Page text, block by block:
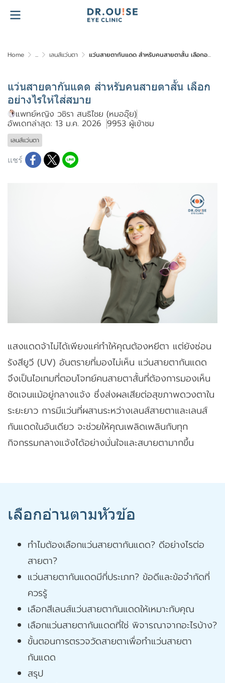
Home ... เลนส์เเว่นตา แว่นสายตากันแดด สำหรับคนสายตาสั้น เลือกอย่างไรให้ใส่สบาย
แว่นสายตากันแดด สำหรับคนสายตาสั้น เลือก
อย่างไรให้ใส่สบาย
แพทย์หญิง วชิรา สนธิไชย (หมออุ๊ย)
อัพเดทล่าสุด: 13 ม.ค. 2026 9953 ผู้เข้าชม
เลนส์เเว่นตา
แชร์
แสงแดดจ้าไม่ได้เพียงแค่ทำให้คุณต้องหยีตา แต่ยังซ่อน
รังสียูวี (UV) อันตรายที่มองไม่เห็น แว่นสายตากันแดด
จึงเป็นไอเทมที่ตอบโจทย์คนสายตาสั้นที่ต้องการมองเห็น
ชัดเจนแม้อยู่กลางแจ้ง ซึ่งส่งผลเสียต่อสุขภาพดวงตาใน
ระยะยาว การมีแว่นที่ผสานระหว่างเลนส์สายตาและเลนส์
กันแดดในอันเดียว จะช่วยให้คุณเพลิดเพลินกับทุก
กิจกรรมกลางแจ้งได้อย่างมั่นใจและสบายตามากขึ้น
เลือกอ่านตามหัวข้อ
ทำไมต้องเลือกแว่นสายตากันแดด? ดีอย่างไรต่อ
สายตา?
แว่นสายตากันแดดมีกี่ประเภท? ข้อดีและข้อจำกัดที่
ควรรู้
เลือกสีเลนส์แว่นสายตากันแดดให้เหมาะกับคุณ
เลือกแว่นสายตากันแดดที่ใช่ พิจารณาจากอะไรบ้าง?
ขั้นตอนการตรวจวัดสายตาเพื่อทำแว่นสายตา
กันแดด
สรุป